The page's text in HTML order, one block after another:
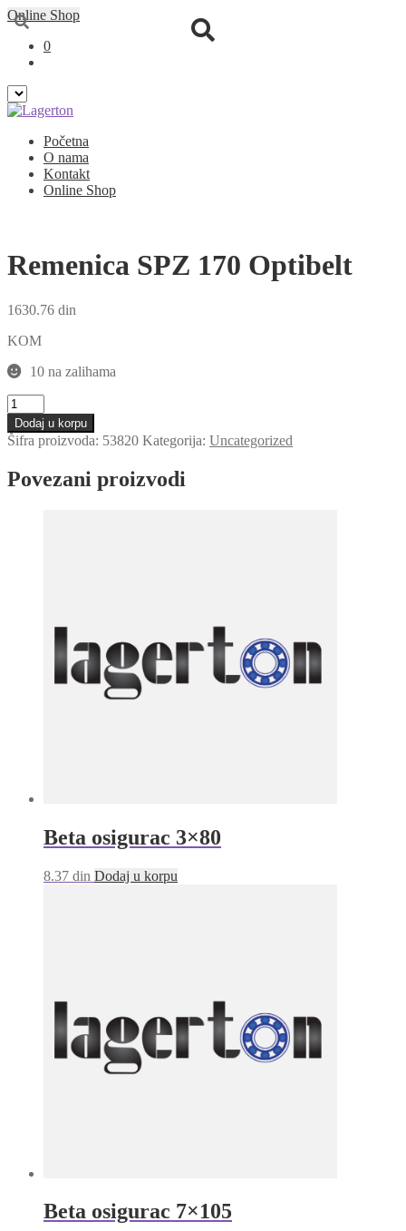
Online Shop
0
Preskoči
navigaciju
Skoči
sadržaj
Početna
O nama
Kontakt
Online Shop
Remenica SPZ 170 Optibelt
1630.76 din
KOM
10 na zalihama
Remenica
SPZ
170
Optibelt
Dodaj u korpu
Šifra proizvoda: 53820 Kategorija: Uncategorized
Povezani proizvodi
Beta osigurac 3×80
8.37 din Dodaj u korpu
Beta osigurac 7×105